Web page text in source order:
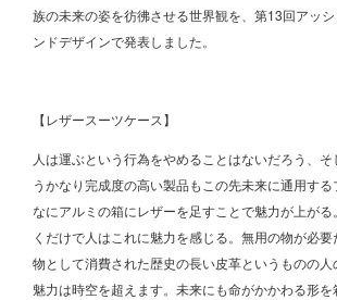
族の未来の姿を彷彿させる世界観を、第13回アッ
ンドデザインで発表しました。
【レザースーツケース】
人は運ぶという行為をやめることはないだろう、
うかなり完成度の高い製品もこの先未来に通用す
なにアルミの箱にレザーを足すことで魅力が上が
くだけで人はこれに魅力を感じる。無用の物が必
物として消費された歴史の長い皮革というものの
魅力は時空を超えます。未来にも命がかかわる形を